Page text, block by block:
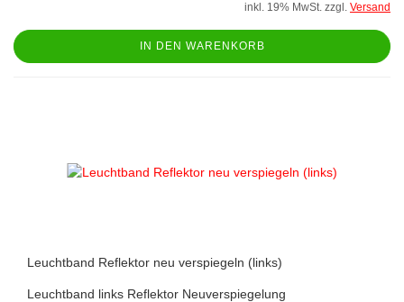
inkl. 19% MwSt. zzgl. Versand
IN DEN WARENKORB
Leuchtband Reflektor neu verspiegeln (links)
Leuchtband links Reflektor Neuverspiegelung